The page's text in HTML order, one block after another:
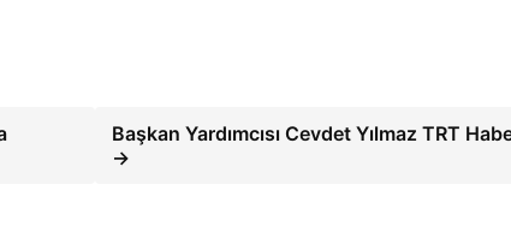
Başkan Yardımcısı Cevdet Yılmaz TRT
→